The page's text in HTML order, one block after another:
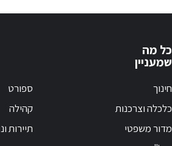
כל מה
שמעניין
חינוך
כלכלה וצרכנות
מדור משפטי
ספורט
קהילה
תיירות